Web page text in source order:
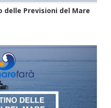
Previsioni del Mare